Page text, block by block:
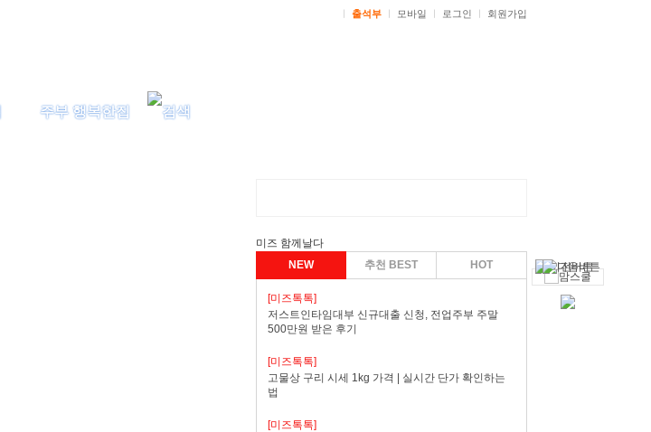
출석부 모바일 로그인 회원가입
주부 행복한집
미즈 함께날다
NEW
추천 BEST HOT
[미즈톡톡]
저스트인타임대부 신규대출 신청, 전업주부 주말
500만원 받은 후기
[미즈톡톡]
고물상 구리 시세 1kg 가격 | 실시간 단가 확인하는
법
[미즈톡톡]